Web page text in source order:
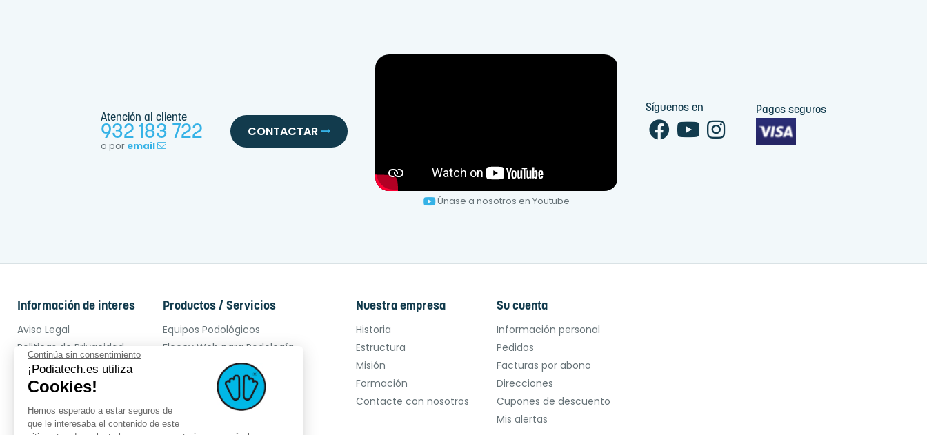
Atención al cliente
932 183 722
o por email
CONTACTAR
Únase a nosotros en Youtube
Síguenos en Pagos seguros
Información de interes
Aviso Legal
Politicas de Privacidad
Entrega
Politicas de Cookies
Servicio posventa
Productos / Servicios
Equipos Podológicos
Fleecy Web para Podología
Podología deportiva
Sillón para Podología
OPCT de podología
Ortopodología
Nuestra empresa
Historia
Estructura
Misión
Formación
Contacte con nosotros
Su cuenta
Información personal
Pedidos
Facturas por abono
Direcciones
Cupones de descuento
Mis alertas
Continúa sin consentimiento
¡Podiatech.es utiliza
Cookies!
Hemos esperado a estar seguros de
que le interesaba el contenido de este